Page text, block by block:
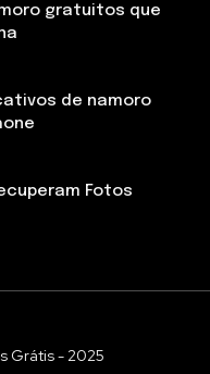
gratuitos que
de namoro
Fotos
Grátis - 2025